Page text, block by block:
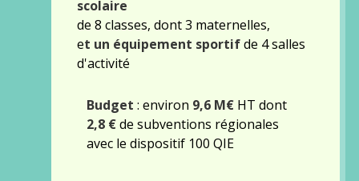
scolaire
de 8 classes, dont 3 maternelles,
et un équipement sportifde 4 salles
d'activité
Budget : environ 9,6 M€ HT dont
2,8 €de subventions régionales
avec le dispositif 100 QIE